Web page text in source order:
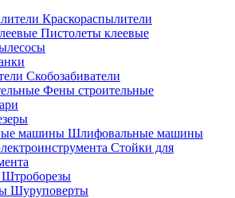
Краскораспылители
Пистолеты клеевые
Скобозабиватели
Фены строительные
Шлифовальные машины
Стойки для
Штроборезы
Шуруповерты